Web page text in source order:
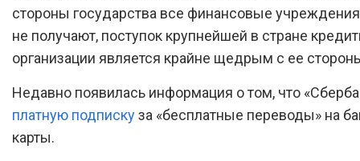
стороны государства все финансовые
не получают, поступок крупнейшей в стране
организации является крайне щедрым с ее
Недавно появилась информация о том, что
платную подпискуза «бесплатные переводы» на
карты.